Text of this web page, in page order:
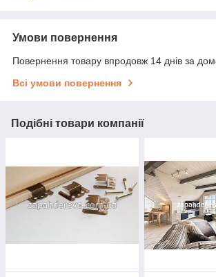
Умови повернення
Повернення товару впродовж 14 днів за
Всі умови повернення
Подібні товари компанії